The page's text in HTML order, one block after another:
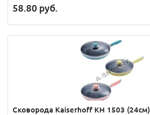
58.80 руб.
Сковорода Kaiserhoff KH 1503 (24см)